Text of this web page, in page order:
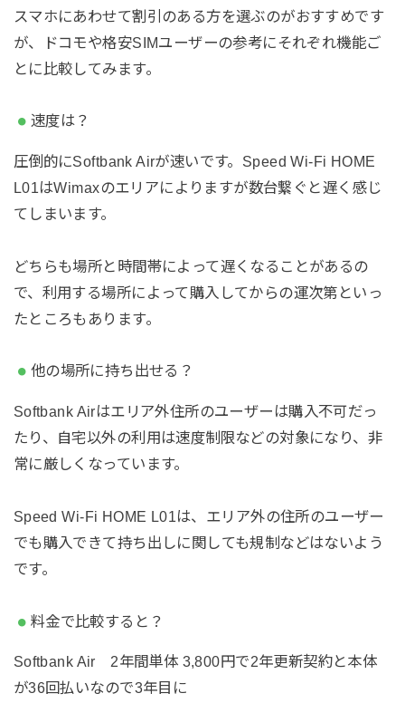
スマホにあわせて割引のある方を選ぶのがおすすめです
が、ドコモや格安SIMユーザーの参考にそれぞれ機能ご
とに比較してみます。
速度は？
圧倒的にSoftbank Airが速いです。Speed Wi-Fi HOME
L01はWimaxのエリアによりますが数台繋ぐと遅く感じ
てしまいます。
どちらも場所と時間帯によって遅くなることがあるの
で、利用する場所によって購入してからの運次第といっ
たところもあります。
他の場所に持ち出せる？
Softbank Airはエリア外住所のユーザーは購入不可だっ
たり、自宅以外の利用は速度制限などの対象になり、非
常に厳しくなっています。
Speed Wi-Fi HOME L01は、エリア外の住所のユーザー
でも購入できて持ち出しに関しても規制などはないよう
です。
料金で比較すると？
Softbank Air 2年間単体 3,800円で2年更新契約と本体
が36回払いなので3年目に